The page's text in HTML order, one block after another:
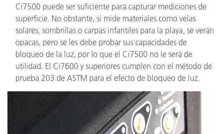
Ci7500 puede ser suficiente para capturar mediciones de
superficie. No obstante, si mide materiales como velas
solares, sombrillas o carpas infantiles para la playa, se verán
opacas, pero se les debe probar sus capacidades de
bloqueo de la luz, por lo que el Ci7500 no le será de
utilidad. El Ci7600 y superiores cumplen con el método de
prueba 203 de ASTM para el efecto de bloqueo de luz.